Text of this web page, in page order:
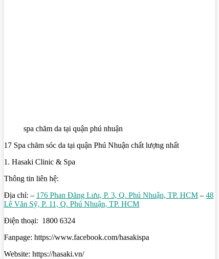
spa chăm da tại quận phú nhuận
17 Spa chăm sóc da tại quận Phú Nhuận chất lượng nhất
1. Hasaki Clinic & Spa
Thông tin liên hệ:
Địa chỉ: – 176 Phan Đăng Lưu, P. 3, Q. Phú Nhuận, TP. HCM – 48
Lê Văn Sỹ, P. 11, Q. Phú Nhuận, TP. HCM
Điện thoại: 1800 6324
Fanpage: https://www.facebook.com/hasakispa
Website: https://hasaki.vn/